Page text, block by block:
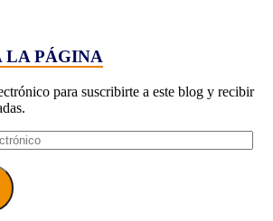
LA PÁGINA
para suscribirte a este blog y recibir